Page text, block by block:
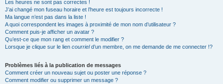
Les heures ne sont pas correctes !
J’ai changé mon fuseau horaire et l’heure est toujours incorrecte !
Ma langue n’est pas dans la liste !
A quoi correspondent les images à proximité de mon nom d’utilisateur ?
Comment puis-je afficher un avatar ?
Qu’est-ce que mon rang et comment le modifier ?
Lorsque je clique sur le lien courrield’un membre, on me demande de me connecter !?
Problèmes liés à la publication de messages
Comment créer un nouveau sujet ou poster une réponse ?
Comment modifier ou supprimer un message ?